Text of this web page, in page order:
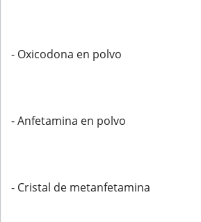
- Oxicodona en polvo
- Anfetamina en polvo
- Cristal de metanfetamina